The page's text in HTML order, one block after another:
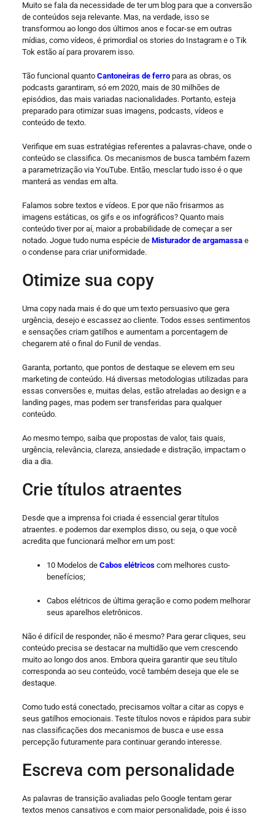
Muito se fala da necessidade de ter um blog para que a conversão
de conteúdos seja relevante. Mas, na verdade, isso se
transformou ao longo dos últimos anos e focar-se em outras
mídias, como vídeos, é primordial os stories do Instagram e o Tik
Tok estão aí para provarem isso.
Tão funcional quanto Cantoneiras de ferropara as obras, os
podcasts garantiram, só em 2020, mais de 30 milhões de
episódios, das mais variadas nacionalidades. Portanto, esteja
preparado para otimizar suas imagens, podcasts, vídeos e
conteúdo de texto.
Verifique em suas estratégias referentes a palavras-chave, onde o
conteúdo se classifica. Os mecanismos de busca também fazem
a parametrização via YouTube. Então, mesclar tudo isso é o que
manterá as vendas em alta.
Falamos sobre textos e vídeos. E por que não frisarmos as
imagens estáticas, os gifs e os infográficos? Quanto mais
conteúdo tiver por aí, maior a probabilidade de começar a ser
notado. Jogue tudo numa espécie de Misturador de argamassa e
o condense para criar uniformidade.
Otimize sua copy
Uma copy nada mais é do que um texto persuasivo que gera
urgência, desejo e escassez ao cliente. Todos esses sentimentos
e sensações criam gatilhos e aumentam a porcentagem de
chegarem até o final do Funil de vendas.
Garanta, portanto, que pontos de destaque se elevem em seu
marketing de conteúdo. Há diversas metodologias utilizadas para
essas conversões e, muitas delas, estão atreladas ao design e a
landing pages, mas podem ser transferidas para qualquer
conteúdo.
Ao mesmo tempo, saiba que propostas de valor, tais quais,
urgência, relevância, clareza, ansiedade e distração, impactam o
dia a dia.
Crie títulos atraentes
Desde que a imprensa foi criada é essencial gerar títulos
atraentes. e podemos dar exemplos disso, ou seja, o que você
acredita que funcionará melhor em um post:
10 Modelos de Cabos elétricos com melhores custo-
benefícios;
Cabos elétricos de última geração e como podem melhorar
seus aparelhos eletrônicos.
Não é difícil de responder, não é mesmo? Para gerar cliques, seu
conteúdo precisa se destacar na multidão que vem crescendo
muito ao longo dos anos. Embora queira garantir que seu título
corresponda ao seu conteúdo, você também deseja que ele se
destaque.
Como tudo está conectado, precisamos voltar a citar as copys e
seus gatilhos emocionais. Teste títulos novos e rápidos para subir
nas classificações dos mecanismos de busca e use essa
percepção futuramente para continuar gerando interesse.
Escreva com personalidade
As palavras de transição avaliadas pelo Google tentam gerar
textos menos cansativos e com maior personalidade, pois é isso